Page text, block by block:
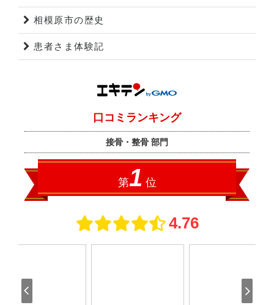
相模原市の歴史
患者さま体験記